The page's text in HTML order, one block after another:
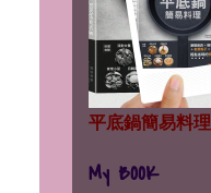
平底鍋簡易料理
My BOOK